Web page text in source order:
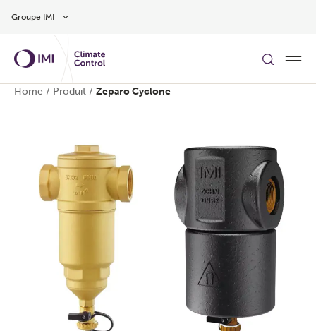
Groupe IMI
Home / Produit / Zeparo Cyclone